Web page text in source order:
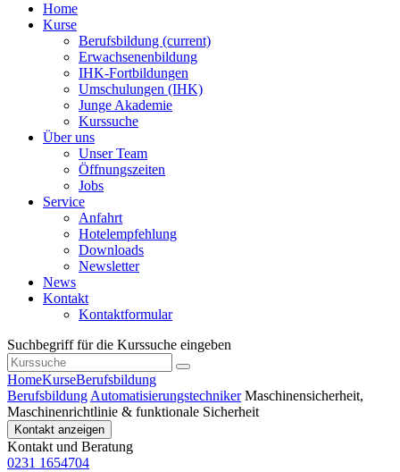
Home
Kurse
Berufsbildung (current)
Erwachsenenbildung
IHK-Fortbildungen
Umschulungen (IHK)
Junge Akademie
Kurssuche
Über uns
Unser Team
Öffnungszeiten
Jobs
Service
Anfahrt
Hotelempfehlung
Downloads
Newsletter
News
Kontakt
Kontaktformular
Suchbegriff für die Kurssuche eingeben
HomeKurseBerufsbildung
Berufsbildung Automatisierungstechniker Maschinensicherheit,
Maschinenrichtlinie & funktionale Sicherheit
Kontakt anzeigen
Kontakt und Beratung
0231 1654704